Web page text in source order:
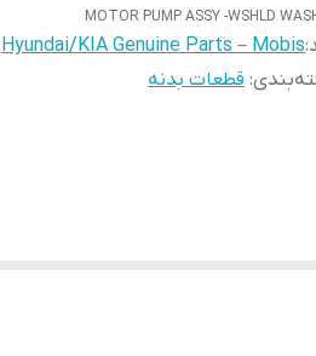
MOTOR PUMP ASSY -WSHLD
Hyundai/KIA Genuine Parts – Mobis
: قطعات بدنه